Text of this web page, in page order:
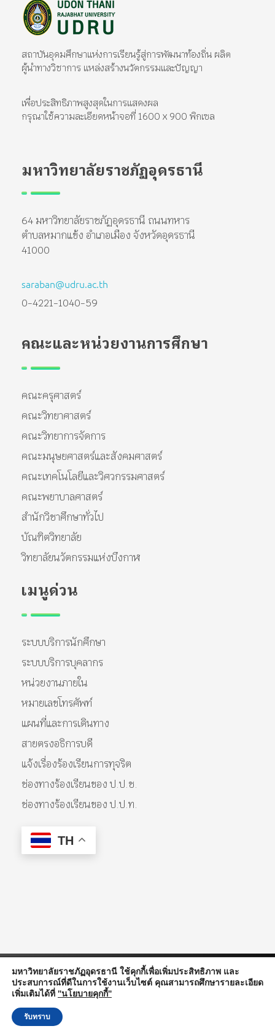
สถาบันอุดมศึกษาแห่งการเรียนรู้สู่การพัฒนาท้องถิ่น ผลิต
ผู้นำทางวิชาการ แหล่งสร้างนวัตกรรมและปัญญา
เพื่อประสิทธิภาพสูงสุดในการแสดงผล
กรุณาใช้ความละเอียดหน้าจอที่ 1600 x 900 พิกเซล
มหาวิทยาลัยราชภัฏอุดรธานี
64 มหาวิทยาลัยราชภัฏอุดรธานี ถนนทหาร
ตำบลหมากแข้ง อำเภอเมือง จังหวัดอุดรธานี
41000
saraban@udru.ac.th
0-4221-1040-59
คณะและหน่วยงานการศึกษา
คณะครุศาสตร์
คณะวิทยาศาสตร์
คณะวิทยาการจัดการ
คณะมนุษยศาสตร์และสังคมศาสตร์
คณะเทคโนโลยีและวิศวกรรมศาสตร์
คณะพยาบาลศาสตร์
สำนักวิชาศึกษาทั่วไป
บัณฑิตวิทยาลัย
วิทยาลัยนวัตกรรมแห่งบึงกาฬ
เมนูด่วน
ระบบบริการนักศึกษา
ระบบบริการบุคลากร
หน่วยงานภายใน
หมายเลขโทรศัพท์
แผนที่และการเดินทาง
สายตรงอธิการบดี
แจ้งเรื่องร้องเรียนการทุจริต
ช่องทางร้องเรียนของ ป.ป.ช.
ช่องทางร้องเรียนของ ป.ป.ท.
TH
© 2026 Udon Thani Rajabhat University. All Rights Reserved.
มหาวิทยาลัยราชภัฏอุดรธานี ใช้คุกกี้เพื่อเพิ่มประสิทธิภาพ และ
ประสบการณ์ที่ดีในการใช้งานเว็บไซต์ คุณสามารถศึกษารายละเอียด
เพิ่มเติมได้ที่ "นโยบายคุกกี้"
รับทราบ